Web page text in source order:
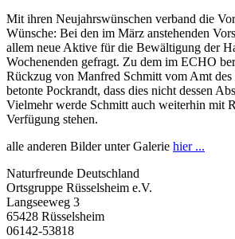
Mit ihren Neujahrswünschen verband die
Wünsche: Bei den im März anstehenden
allem neue Aktive für die Bewältigung der
Wochenenden gefragt. Zu dem im ECHO
Rückzug von Manfred Schmitt vom Amt des
betonte Pockrandt, dass dies nicht dessen
Vielmehr werde Schmitt auch weiterhin mit
Verfügung stehen.
alle anderen Bilder unter Galerie hier ...
Naturfreunde Deutschland
Ortsgruppe Rüsselsheim e.V.
Langseeweg 3
65428 Rüsselsheim
06142-53818